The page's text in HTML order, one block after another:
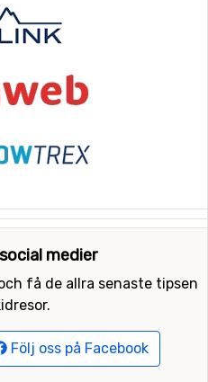
medier
få de allra senaste tipsen
Följ oss på Facebook